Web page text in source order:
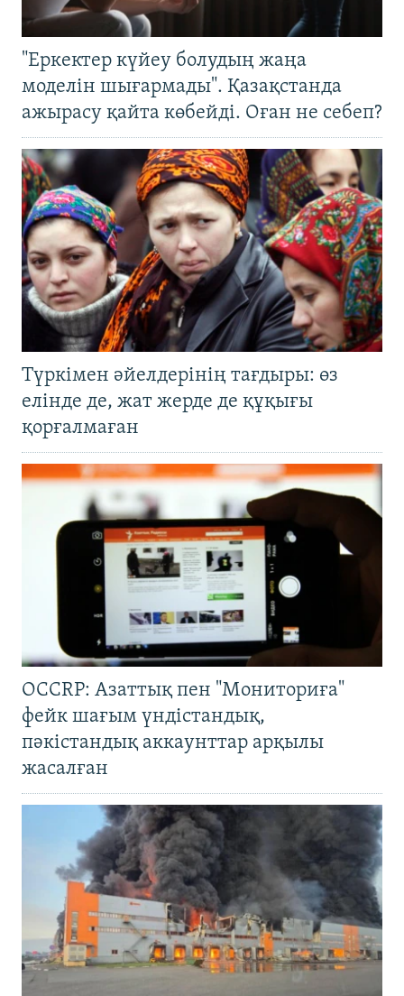
"Еркектер күйеу болудың жаңа
моделін шығармады". Қазақстанда
ажырасу қайта көбейді. Оған не себеп?
Түркімен әйелдерінің тағдыры: өз
елінде де, жат жерде де құқығы
қорғалмаған
OCCRP: Азаттық пен "Мониториға"
фейк шағым үндістандық,
пәкістандық аккаунттар арқылы
жасалған